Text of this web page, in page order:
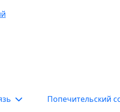
Попечительский